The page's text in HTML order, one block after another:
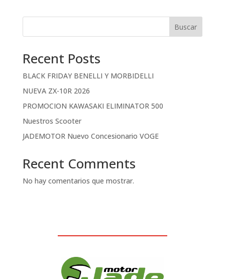
Buscar
Recent Posts
BLACK FRIDAY BENELLI Y MORBIDELLI
NUEVA ZX-10R 2026
PROMOCION KAWASAKI ELIMINATOR 500
Nuestros Scooter
JADEMOTOR Nuevo Concesionario VOGE
Recent Comments
No hay comentarios que mostrar.